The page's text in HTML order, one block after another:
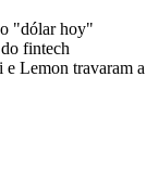
"dólar hoy"
fintech
Lemon travaram a